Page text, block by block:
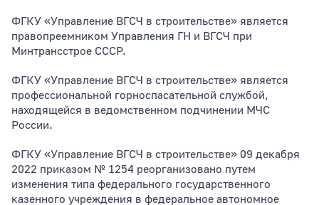
ФГКУ «Управление ВГСЧ в строительстве» является
правопреемником Управления ГН и ВГСЧ при
Минтрансстрое СССР.
ФГКУ «Управление ВГСЧ в строительстве» является
профессиональной горноспасательной службой,
находящейся в ведомственном подчинении МЧС
России.
ФГКУ «Управление ВГСЧ в строительстве» 09 декабря
2022 приказом № 1254 реорганизовано путем
изменения типа федерального государственного
казенного учреждения в федеральное автономное